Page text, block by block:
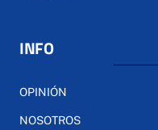
INFO
OPINIÓN
NOSOTROS